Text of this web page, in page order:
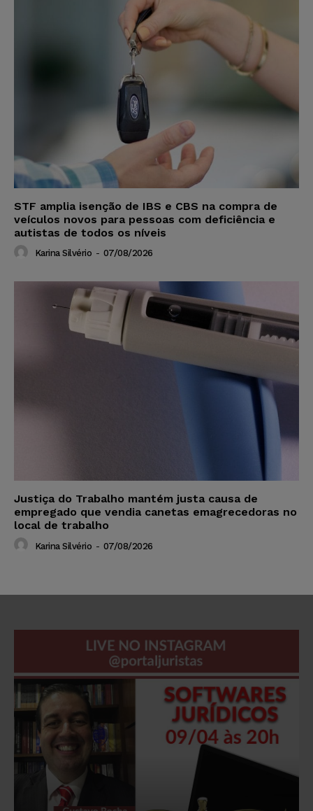
STF amplia isenção de IBS e CBS na compra de
veículos novos para pessoas com deficiência e
autistas de todos os níveis
Karina Silvério - 07/08/2026
Justiça do Trabalho mantém justa causa de
empregado que vendia canetas emagrecedoras no
local de trabalho
Karina Silvério - 07/08/2026